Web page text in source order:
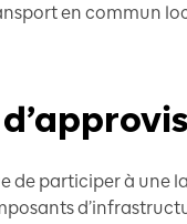
en commun
de participer à une